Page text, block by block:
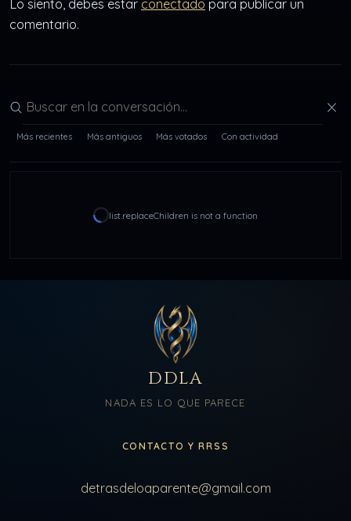
Lo siento, debes estar conectado para publicar un
comentario.
Buscar en la conversación
Más recientes Más antiguos Más votados Con actividad
list.replaceChildren is not a function
DDLA
NADA ES LO QUE PARECE
CONTACTO Y RRSS
detrasdeloaparente@gmail.com